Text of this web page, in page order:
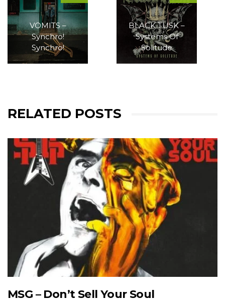
VOMITS –
Synchro!
Synchro!
BLACK TUSK –
Systems Of
Solitude
RELATED POSTS
MSG – Don’t Sell Your Soul